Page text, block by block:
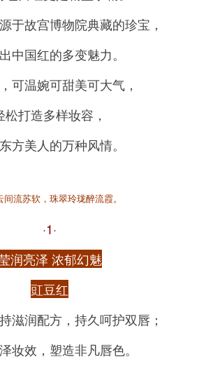
于故宫博物院典藏的珍宝，
中国红的多变魅力。
可温婉可甜美可大气，
松打造多样妆容，
方美人的万种风情。
间流苏软，珠翠玲珑醉流霞。
·1·
润亮泽 浓郁幻魅
豇豆红
滋润配方，持久呵护双唇；
妆效，塑造非凡唇色。